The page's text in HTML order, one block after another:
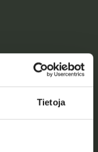
Tietoja
tarvitaan
tai kontrastia
julkisivuun. Eri
käytetään muun